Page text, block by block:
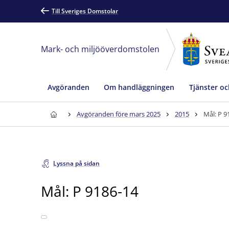
Till Sveriges Domstolar
Mark- och miljööverdomstolen
Avgöranden Om handläggningen Tjänster
Avgöranden före mars 2025 2015 Mål: P
Lyssna på sidan
Mål: P 9186-14